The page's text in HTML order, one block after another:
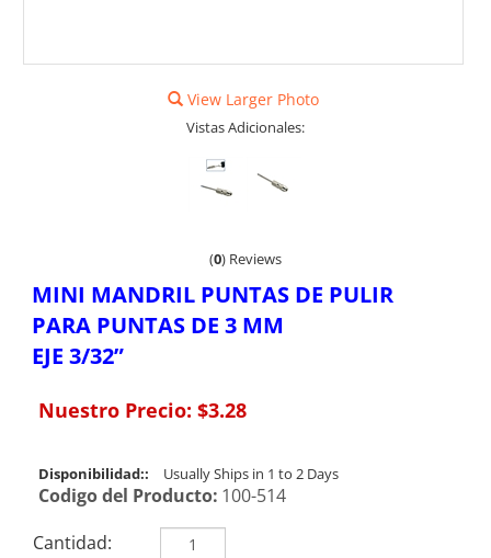
View Larger Photo
Vistas Adicionales:
(0) Reviews
MINI MANDRIL PUNTAS DE PULIR
PARA PUNTAS DE 3 MM
EJE 3/32”
Nuestro Precio: $3.28
Disponibilidad:: Usually Ships in 1 to 2 Days
Codigo del Producto: 100-514
Cantidad: